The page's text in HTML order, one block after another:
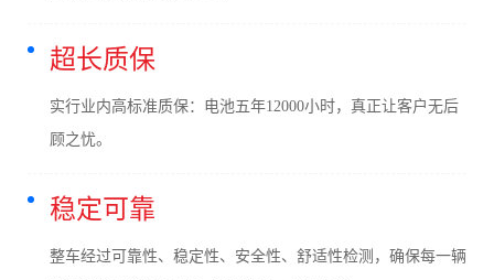
超长质保
实行业内高标准质保：电池五年12000小时，真正让客户无后
顾之忧。
稳定可靠
整车经过可靠性、稳定性、安全性、舒适性检测，确保每一辆